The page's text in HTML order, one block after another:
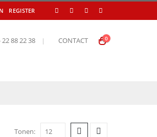
REGISTER
22 88 22 38 | CONTACT 0
Tonen: